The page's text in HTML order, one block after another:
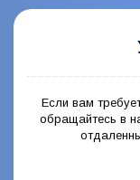
Если вам
обращайтесь в